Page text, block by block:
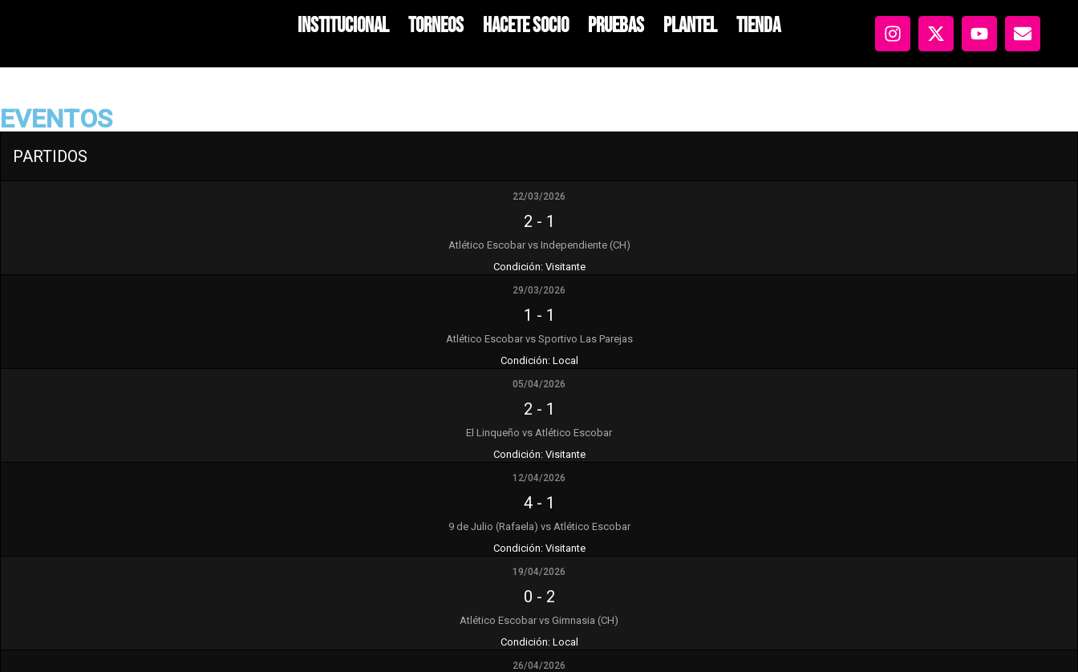
Institucional Torneos HACETE SOCIO Pruebas Plantel Tienda
EVENTOS
PARTIDOS
22/03/2026
2 - 1
Atlético Escobar vs Independiente (CH)
Condición:Visitante
29/03/2026
1 - 1
Atlético Escobar vs Sportivo Las Parejas
Condición:Local
05/04/2026
2 - 1
El Linqueño vs Atlético Escobar
Condición:Visitante
12/04/2026
4- 1
9 de Julio (Rafaela) vs Atlético Escobar
Condición:Visitante
19/04/2026
0 - 2
Atlético Escobar vs Gimnasia (CH)
Condición:Local
26/04/2026